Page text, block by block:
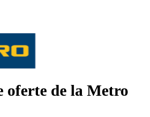
oferte de la Metro